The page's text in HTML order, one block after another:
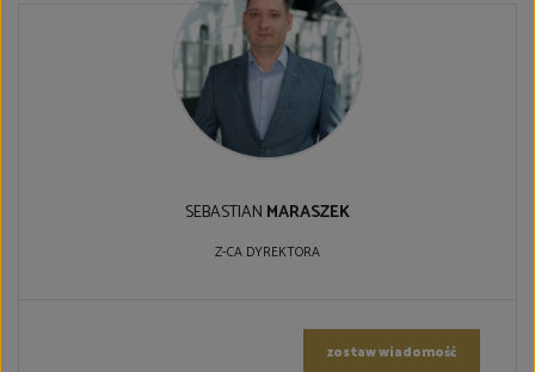
SEBASTIAN MARASZEK
Z-CA DYREKTORA
zostaw wiadomość